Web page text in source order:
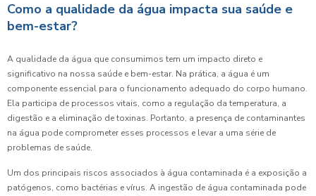
Como a qualidade da água impacta sua saúde e
bem-estar?
A qualidade da água que consumimos tem um impacto direto e
significativo na nossa saúde e bem-estar. Na prática, a água é um
componente essencial para o funcionamento adequado do corpo humano.
Ela participa de processos vitais, como a regulação da temperatura, a
digestão e a eliminação de toxinas. Portanto, a presença de contaminantes
na água pode comprometer esses processos e levar a uma série de
problemas de saúde.
Um dos principais riscos associados à água contaminada é a exposição a
patógenos, como bactérias e vírus. A ingestão de água contaminada pode